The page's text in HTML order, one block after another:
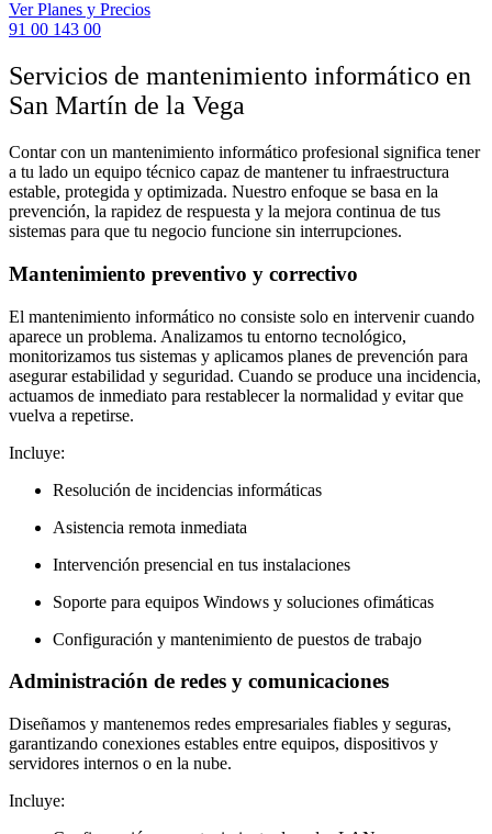
Ver Planes y Precios
91 00 143 00
Servicios de mantenimiento informático en
San Martín de la Vega
Contar con un mantenimiento informático profesional significa tener
a tu lado un equipo técnico capaz de mantener tu infraestructura
estable, protegida y optimizada. Nuestro enfoque se basa en la
prevención, la rapidez de respuesta y la mejora continua de tus
sistemas para que tu negocio funcione sin interrupciones.
Mantenimiento preventivo y correctivo
El mantenimiento informático no consiste solo en intervenir cuando
aparece un problema. Analizamos tu entorno tecnológico,
monitorizamos tus sistemas y aplicamos planes de prevención para
asegurar estabilidad y seguridad. Cuando se produce una incidencia,
actuamos de inmediato para restablecer la normalidad y evitar que
vuelva a repetirse.
Incluye:
Resolución de incidencias informáticas
Asistencia remota inmediata
Intervención presencial en tus instalaciones
Soporte para equipos Windows y soluciones ofimáticas
Configuración y mantenimiento de puestos de trabajo
Administración de redes y comunicaciones
Diseñamos y mantenemos redes empresariales fiables y seguras,
garantizando conexiones estables entre equipos, dispositivos y
servidores internos o en la nube.
Incluye: